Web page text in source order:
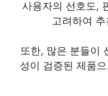
사용자의 선호도,
고려하여
또한, 많은 분들이
성이 검증된 제품